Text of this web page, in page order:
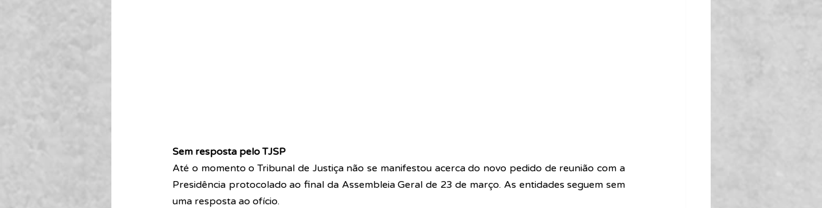
Sem resposta pelo TJSP
Até o momento o Tribunal de Justiça não se manifestou acerca do novo pedido de reunião com a
Presidência protocolado ao final da Assembleia Geral de 23 de março. As entidades seguem sem
uma resposta ao ofício.